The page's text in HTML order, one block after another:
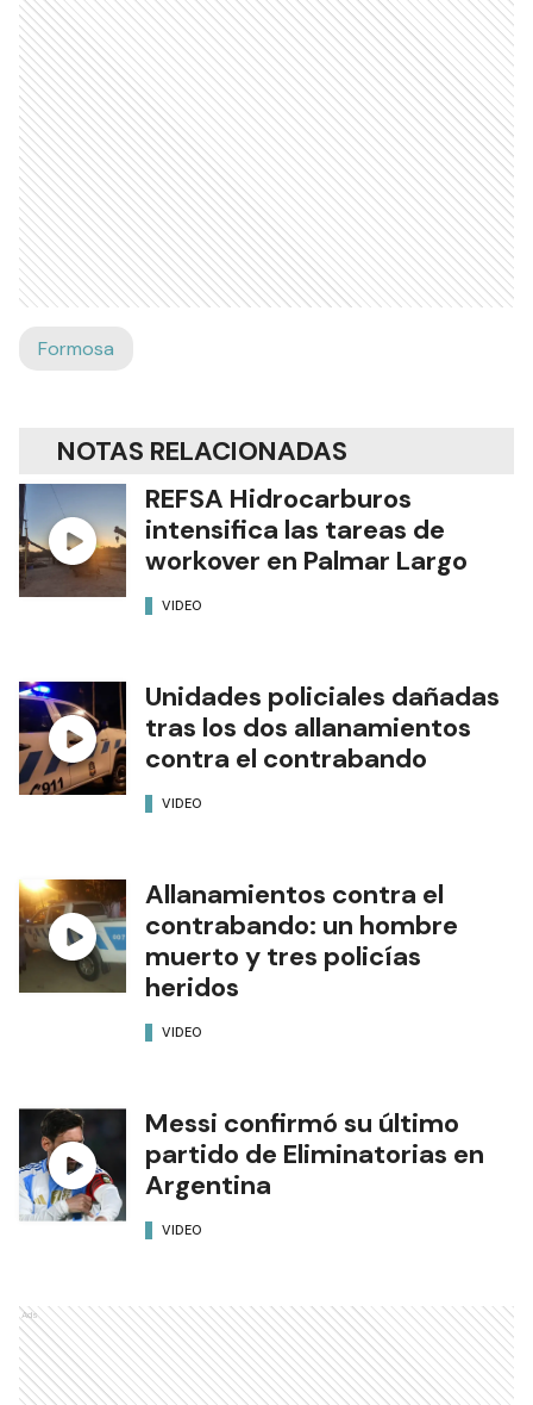
Formosa
NOTAS RELACIONADAS
REFSA Hidrocarburos
intensifica las tareas de
workover en Palmar Largo
VIDEO
Unidades policiales dañadas
tras los dos allanamientos
contra el contrabando
VIDEO
Allanamientos contra el
contrabando: un hombre
muerto y tres policías
heridos
VIDEO
Messi confirmó su último
partido de Eliminatorias en
Argentina
VIDEO
Ads